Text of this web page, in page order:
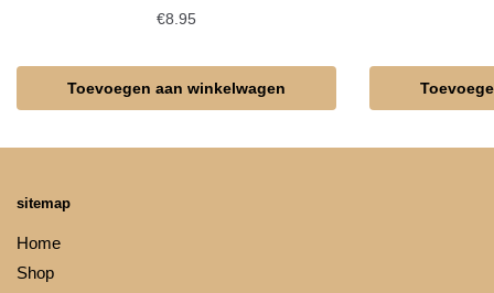
€8.95
Toevoegen aan winkelwagen
sitemap
Home
Shop